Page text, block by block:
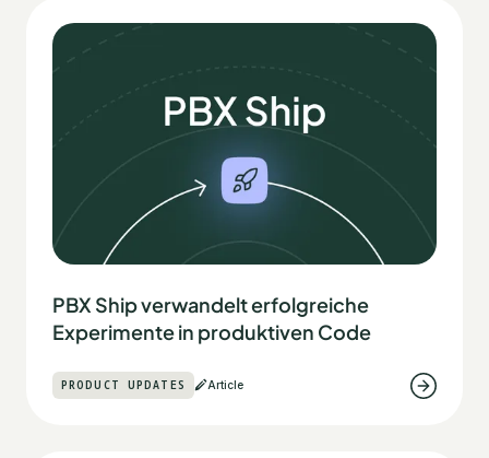
PBX Ship verwandelt erfolgreiche
Experimente in produktiven Code
PRODUCT UPDATES Article